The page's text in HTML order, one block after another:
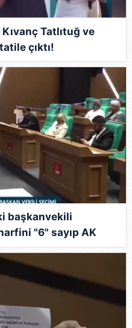
Tatlıtuğ ve
çıktı!
başkanvekili
"6" sayıp AK